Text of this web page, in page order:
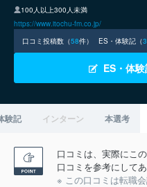
100人以上300人未満
https://www.itochu-fm.co.jp/
口コミ投稿数（58件） ES・体験記（3
ES・体
験記 インターン 本選考
口コミは、実際にこ
口コミを参考にして
※ この口コミは転職会